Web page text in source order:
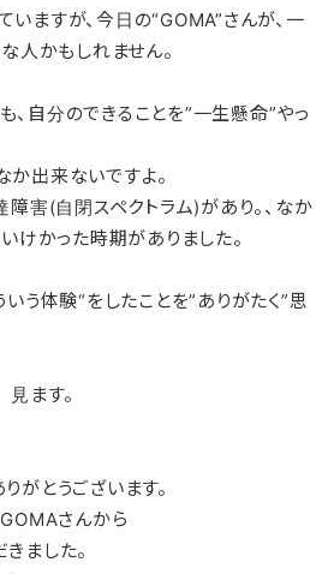
ますが、今日の“GOMA”さんが、一
人かもしれません。
、自分のできることを”一生懸命”やっ
か出来ないですよ。
障害(自閉スペクトラム)があり。、なか
けかった時期がありました。
いう体験“をしたことを”ありがたく”思
ます。
がとうございます。
さんから
ました。